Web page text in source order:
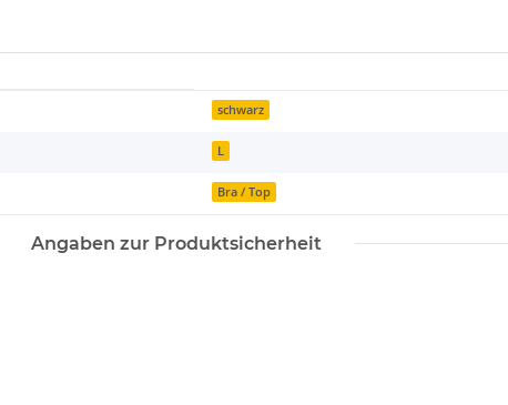
schwarz
L
Bra / Top
Angaben zur Produktsicherheit